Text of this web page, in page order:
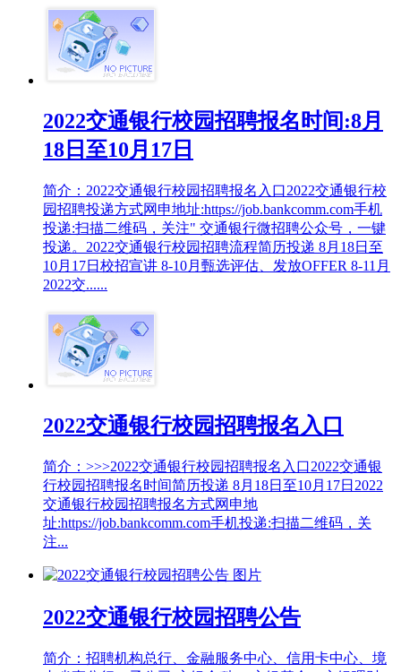
2022交通银行校园招聘报名时间:8月
18日至10月17日
简介：2022交通银行校园招聘报名入口2022交通银行校
园招聘投递方式网申地址:https://job.bankcomm.com手机
投递:扫描二维码，关注" 交通银行微招聘公众号，一键
投递。2022交通银行校园招聘流程简历投递 8月18日至
10月17日校招宣讲 8-10月甄选评估、发放OFFER 8-11月
2022交......
2022交通银行校园招聘报名入口
简介：>>>2022交通银行校园招聘报名入口2022交通银
行校园招聘报名时间简历投递 8月18日至10月17日2022
交通银行校园招聘报名方式网申地
址:https://job.bankcomm.com手机投递:扫描二维码，关
注...
2022交通银行校园招聘公告
简介：招聘机构总行、金融服务中心、信用卡中心、境